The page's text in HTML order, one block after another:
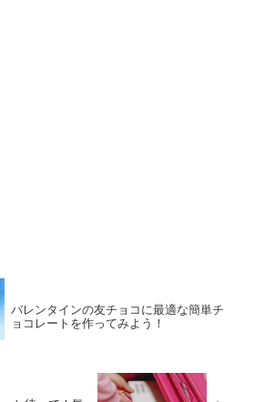
バレンタインの友チョコに最適な簡単チ
ョコレートを作ってみよう！